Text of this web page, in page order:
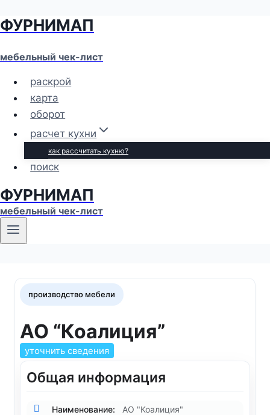
Перейти
содержимому
ФУРНИМАП
мебельный чек-лист
раскрой
карта
оборот
расчет кухни
как рассчитать кухню?
поиск
ФУРНИМАП
мебельный чек-лист
производство мебели
АО “Коалиция”
уточнить сведения
Общая информация
Наименование: АО "Коалиция"